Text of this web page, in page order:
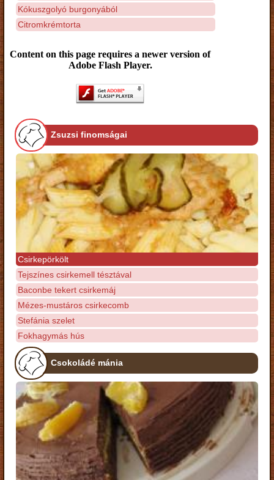
Kókuszgolyó burgonyából
Citromkrémtorta
Content on this page requires a newer version of
Adobe Flash Player.
Zsuzsi finomságai
Csirkepörkölt
Tejszínes csirkemell tésztával
Baconbe tekert csirkemáj
Mézes-mustáros csirkecomb
Stefánia szelet
Fokhagymás hús
Csokoládé mánia